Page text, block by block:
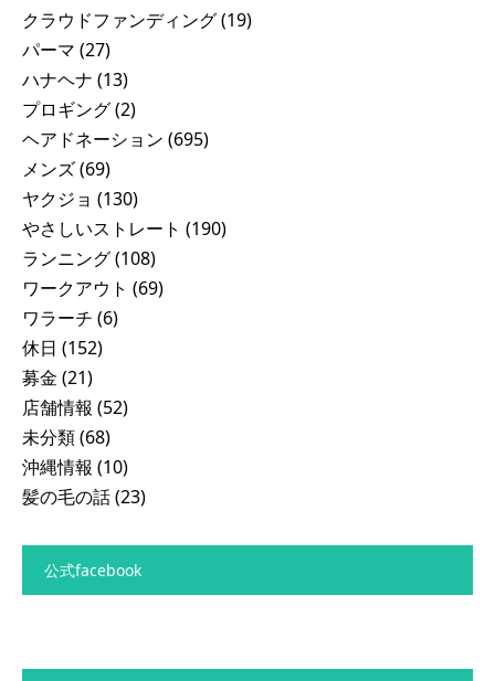
クラウドファンディング(19)
パーマ (27)
ハナヘナ (13)
プロギング(2)
ヘアドネーション (695)
メンズ(69)
ヤクジョ (130)
やさしいストレート (190)
ランニング(108)
ワークアウト (69)
ワラーチ (6)
休日 (152)
募金 (21)
店舗情報 (52)
未分類(68)
沖縄情報 (10)
髪の毛の話(23)
公式facebook